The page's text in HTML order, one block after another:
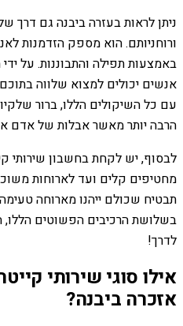
ניתן לראות בעזרה ביבנה גם
ורוחניותם. הוא מספק הזדמנות
באמצעות תפילה והתבוננות. על
אנשים יכולים למצוא שלווה
עם כל השיקולים הללו, ברור
הרבה יותר מאשר אבלות של אדם
לבסוף, יש לקחת בחשבון שירותי
מחטיפים קלים ועד לארוחות
תבטיח שכולם ייהנו מארוחה
בשלושת הרכיבים הפשוטים
לדרך!
אילו סוגי שירותי
אזכרה ביבנה?